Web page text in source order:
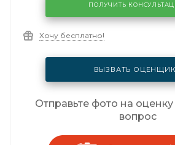
ПОЛУЧИТЬ
Хочу бесплатно!
ВЫЗВАТЬ
Отправьте фото на
вопрос